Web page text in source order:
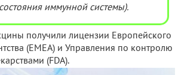
иммунной системы).
получили лицензии Европейского
(ЕМЕА) и Управления по контролю
(FDA).